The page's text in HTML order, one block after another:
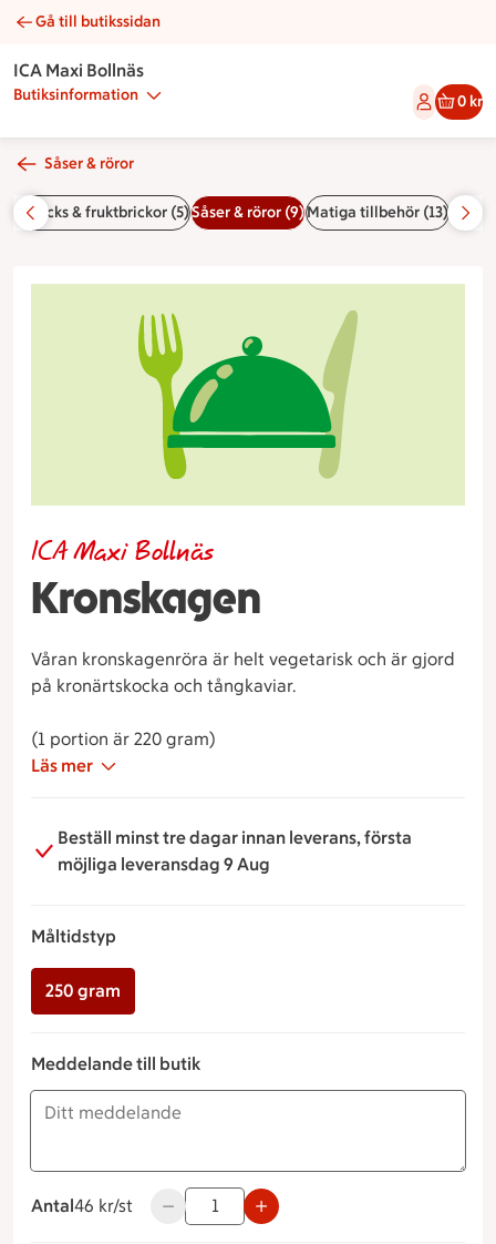
Kronskagen | Catering ICA Maxi Bollnäs
Gå till butikssidan
ICA Maxi Bollnäs
Butiksinformation 0 kr
Såser & röror
snacks & fruktbrickor (5)Såser & röror (9)Matiga tillbehör (13)
Kronskagen
ICA Maxi Bollnäs
Våran kronskagenröra är helt vegetarisk och är gjord
på kronärtskocka och tångkaviar.
(1 portion är 220 gram)
Läs mer
Beställ minst tre dagar innan leverans, första
möjliga leveransdag 9 Aug
Måltidstyp
250 gram
Meddelande till butik
Antal
46 kronor styck
46 kr/st Använd knapparna för att minska eller